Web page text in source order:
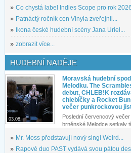
» Co chystá label Indies Scope pro rok
» Patnáctý ročník cen Vinyla zveřejnil...
» Ikona české hudební scény Jana Uriel...
» zobrazit více...
HUDEBNÍ NADĚJE
03.08.
Moravská hudební
Melodku. The
debut, CHLEB!K
chlebíčky a Rocket
večer punkrockovou
Poslední červencový večer
brněnské Melodce setkaly
» Mr. Moss představují nový singl Weird...
» Rapové duo PAST vydává svou pátou